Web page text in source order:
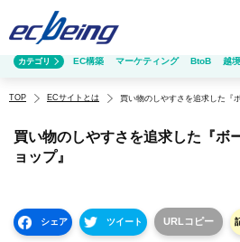
TOP ECサイトとは
買い物のしやすさを追求した『ボ
ョップ』
シェア ツイート URLコピー
カテゴリ EC構築 マーケティング BtoB 越境